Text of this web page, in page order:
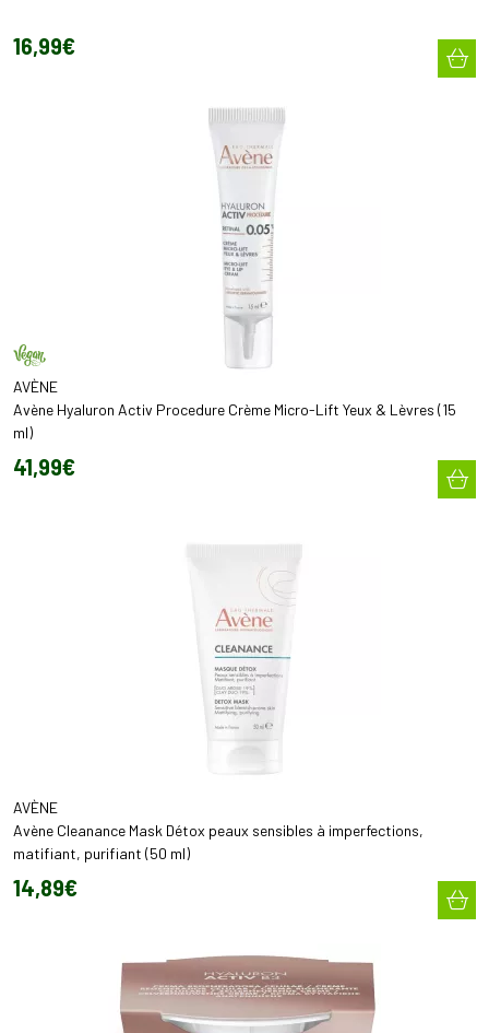
16,99€
AVÈNE
Avène Hyaluron Activ Procedure Crème Micro-Lift Yeux & Lèvres (15
ml)
41,99€
AVÈNE
Avène Cleanance Mask Détox peaux sensibles à imperfections,
matifiant, purifiant (50 ml)
14,89€